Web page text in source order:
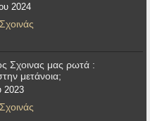
2024
Σχοινας μας ρωτά :
μετάνοια;
2023